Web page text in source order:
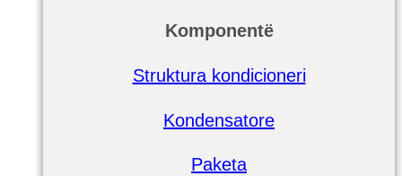
Komponentë
Struktura kondicioneri
Kondensatore
Paketa